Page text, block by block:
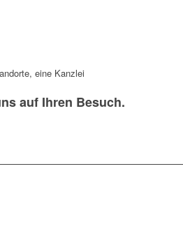
eine Kanzlei
auf Ihren Besuch.